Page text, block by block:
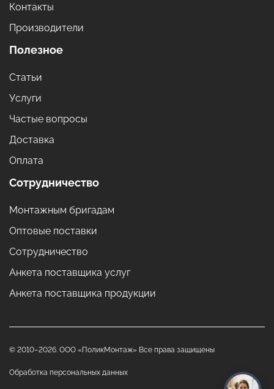
Контакты
Производители
Полезное
Статьи
Услуги
Частые вопросы
Доставка
Оплата
Сотрудничество
Монтажным бригадам
Оптовые поставки
Сотрудничество
Анкета поставщика услуг
Анкета поставщика продукции
© 2010–2026. ООО «ПоликМонтаж» Все права защищены
Обработка персональных данных